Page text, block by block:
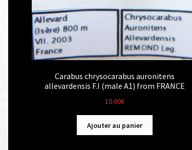
Carabus chrysocarabus auronitens
allevardensis F.I (male A1) from FRANCE
10.00€
Ajouter au panier